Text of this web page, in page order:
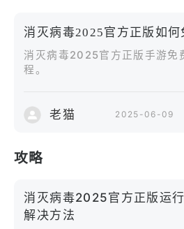
的病毒威胁。
抵御病毒的疯狂进攻
收集资源加固防御设施，建立
升级战机武器系统与支援部队
直面形态各异、能力特殊的变
从空中发动致命打击
消灭病毒2025官方正版如何
消灭病毒2025官方正版手游免
程。
老猫 2025-06-09
攻略
消灭病毒2025官方正版运
解决方法